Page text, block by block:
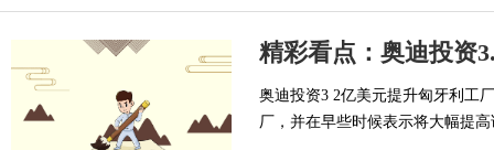
精彩看点：奥迪投资
奥迪投资3 2亿美元提升匈牙利工
厂，并在早些时候表示将大幅提